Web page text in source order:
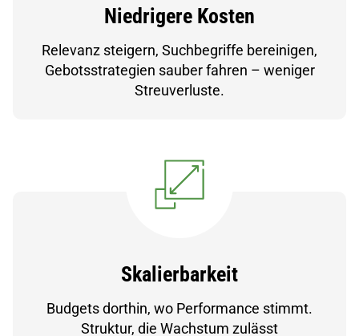
Niedrigere Kosten
Relevanz steigern, Suchbegriffe bereinigen,
Gebotsstrategien sauber fahren – weniger
Streuverluste.
Skalierbarkeit
Budgets dorthin, wo Performance stimmt.
Struktur, die Wachstum zulässt